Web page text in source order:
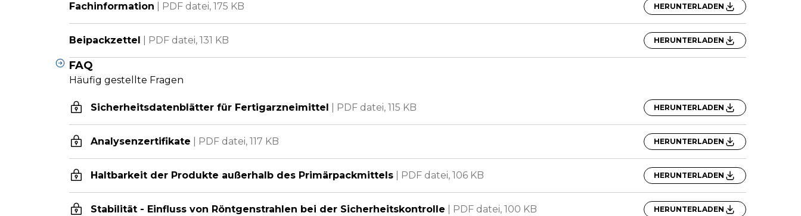
Fachinformation PDF datei, 175 KB HERUNTERLADEN
Beipackzettel PDF datei, 131 KB HERUNTERLADEN
FAQ
Häufig gestellte Fragen
Sicherheitsdatenblätter für Fertigarzneimittel PDF datei, 115 KB HERUNTERLADEN
Analysenzertifikate PDF datei, 117 KB HERUNTERLADEN
Haltbarkeit der Produkte außerhalb des Primärpackmittels PDF datei, 106 KB HERUNTERLADEN
Stabilität - Einfluss von Röntgenstrahlen bei der Sicherheitskontrolle PDF datei, 100 KB HERUNTERLADEN